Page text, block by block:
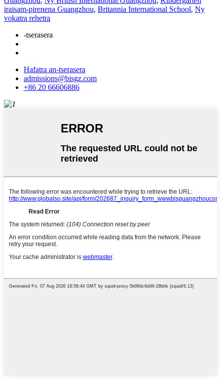
iraisam-pirenena Guangzhou, Britannia International School, Ny
vokatra rehetra
-tserasera
Hafatra an-tserasera
admissions@bisgz.com
+86 20 66606886